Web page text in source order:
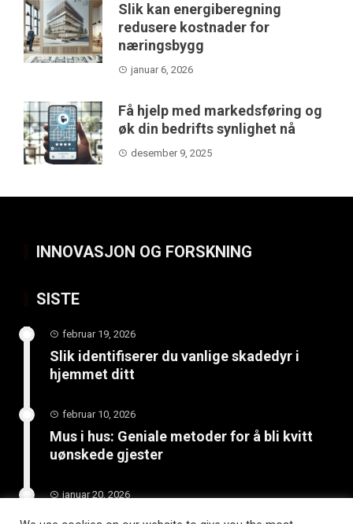
Slik kan energiberegning
redusere kostnader for
næringsbygg
januar 6, 2026
Få hjelp med markedsføring og
øk din bedrifts synlighet nå
desember 9, 2025
INNOVASJON OG FORSKNING
SISTE
februar 19, 2026
Slik identifiserer du vanlige skadedyr i
hjemmet ditt
februar 10, 2026
Mus i hus: Geniale metoder for å bli kvitt
uønskede gjester
januar 20, 2026
Skjult trussel under hjemmet: Få hjelp med